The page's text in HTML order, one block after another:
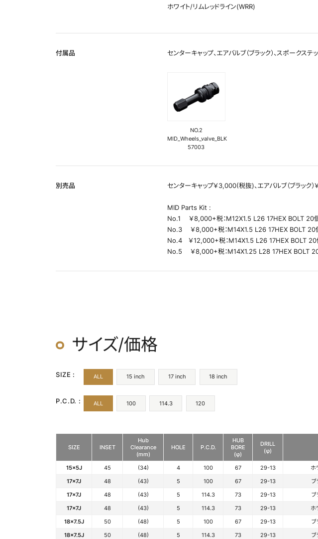
ホワイト/リムレッドライン(WRR)
付属品 センターキャップ、エアバルブ（ブラック）、スポークステ
NO.2
MID_Wheels_valve_BLK
57003
別売品 センターキャップ￥3,000(税抜)、エアバルブ（ブラック
MID Parts Kit :
No.1 ￥8,000+税：M12X1.5 L26 17HEX BOLT 20個
No.3 ￥8,000+税：M14X1.5 L26 17HEX BOLT 20個
No.4 ￥12,000+税：M14X1.5 L26 17HEX BOLT
No.5 ￥8,000+税：M14X1.25 L28 17HEX BOLT 20
サイズ/価格
SIZE : ALL 15 inch 17 inch 18 inch
P.C.D. : ALL 100 114.3 120
SIZE INSET
Hub
Clearance
(mm)
HOLE P.C.D.
HUB
BORE
(φ)
DRILL
(φ)
15x5J 45 (34) 4 100 67 29-13 ホ
17x7J
48 (43) 5 100 67 29-13 ブ
17x7J
48 (43) 5 114.3 73 29-13 ブ
17x7J
48 (43) 5 114.3 73 29-13 ホ
18x7.5J
50 (48) 5 100 67 29-13 ブ
18x7.5J
50 (48) 5 114.3 73 29-13 ブ